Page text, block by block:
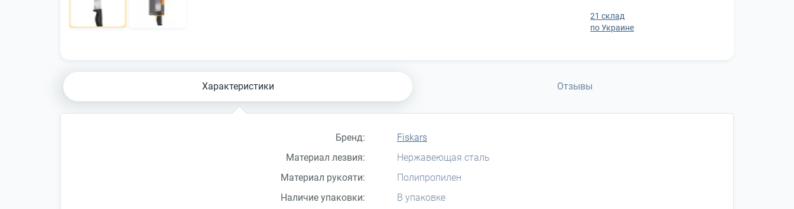
21 склад
по Украине
Характеристики Отзывы
Бренд:
Fiskars
Материал лезвия:
Нержавеющая сталь
Материал рукояти:
Полипропилен
Наличие упаковки:
В упаковке